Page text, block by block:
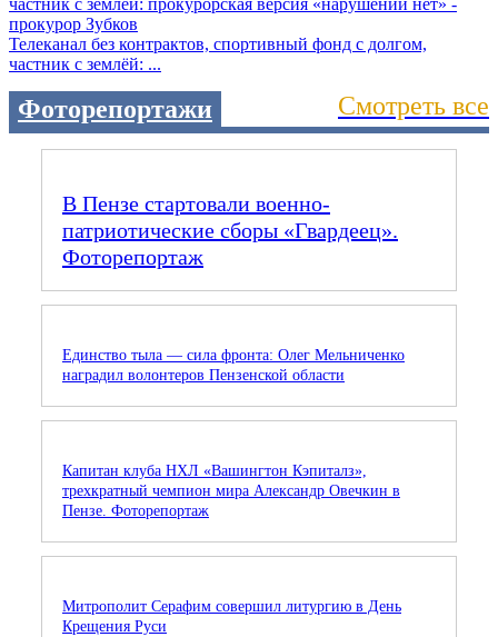
Телеканал без контрактов, спортивный фонд с долгом,
частник с землёй: ...
Фоторепортажи Смотреть все
В Пензе стартовали военно-
патриотические сборы «Гвардеец».
Фоторепортаж
Единство тыла — сила фронта: Олег Мельниченко
наградил волонтеров Пензенской области
Капитан клуба НХЛ «Вашингтон Кэпиталз»,
трехкратный чемпион мира Александр Овечкин в
Пензе. Фоторепортаж
Митрополит Серафим совершил литургию в День
Крещения Руси